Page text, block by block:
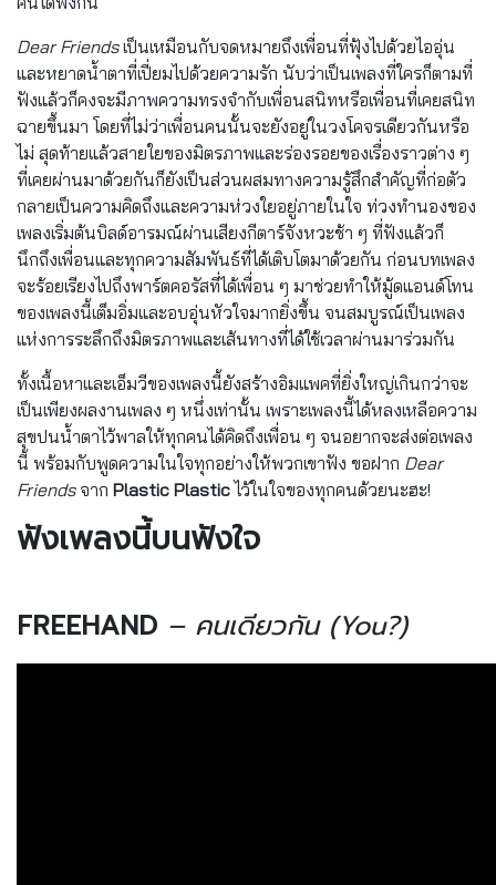
Dear Friendsเป็นเหมือนกับจดหมายถึงเพื่อนที่ฟุ้งไปด้วยไออุ่น
และหยาดน้ำตาที่เปี่ยมไปด้วยความรัก นับว่าเป็นเพลงที่ใครก็ตามที่
ฟังแล้วก็คงจะมีภาพความทรงจำกับเพื่อนสนิทหรือเพื่อนที่เคยสนิท
ฉายขึ้นมา โดยที่ไม่ว่าเพื่อนคนนั้นจะยังอยู่ในวงโคจรเดียวกันหรือ
ไม่ สุดท้ายแล้วสายใยของมิตรภาพและร่องรอยของเรื่องราวต่าง ๆ
ที่เคยผ่านมาด้วยกันก็ยังเป็นส่วนผสมทางความรู้สึกสำคัญที่ก่อตัว
กลายเป็นความคิดถึงและความห่วงใยอยู่ภายในใจ ท่วงทำนองของ
เพลงเริ่มต้นบิลด์อารมณ์ผ่านเสียงกีตาร์จังหวะช้า ๆ ที่ฟังแล้วก็
นึกถึงเพื่อนและทุกความสัมพันธ์ที่ได้เติบโตมาด้วยกัน ก่อนบทเพลง
จะร้อยเรียงไปถึงพาร์ตคอรัสที่ได้เพื่อน ๆ มาช่วยทำให้มู้ดแอนด์โทน
ของเพลงนี้เต็มอิ่มและอบอุ่นหัวใจมากยิ่งขึ้น จนสมบูรณ์เป็นเพลง
แห่งการระลึกถึงมิตรภาพและเส้นทางที่ได้ใช้เวลาผ่านมาร่วมกัน
ทั้งเนื้อหาและเอ็มวีของเพลงนี้ยังสร้างอิมแพคที่ยิ่งใหญ่เกินกว่าจะ
เป็นเพียงผลงานเพลง ๆ หนึ่งเท่านั้น เพราะเพลงนี้ได้หลงเหลือความ
สุขปนน้ำตาไว้พาลให้ทุกคนได้คิดถึงเพื่อน ๆ จนอยากจะส่งต่อเพลง
นี้ พร้อมกับพูดความในใจทุกอย่างให้พวกเขาฟัง ขอฝาก Dear
Friendsจาก Plastic Plasticไว้ในใจของทุกคนด้วยนะฮะ!
ฟังเพลงนี้บนฟังใจ
FREEHAND – คนเดียวกัน (You?)